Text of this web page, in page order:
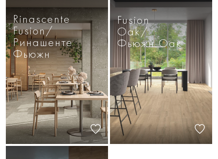
Rinascente
Fusion/
Ринашенте
Фьюжн
Fusion
Oak/
Фьюжн Оак